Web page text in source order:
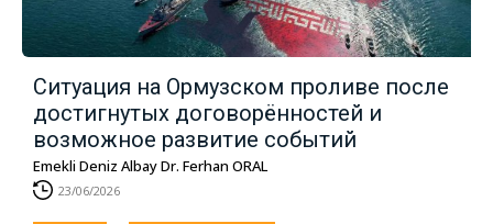
Ситуация на Ормузском проливе после
достигнутых договорённостей и
возможное развитие событий
Emekli Deniz Albay Dr. Ferhan ORAL
23/06/2026